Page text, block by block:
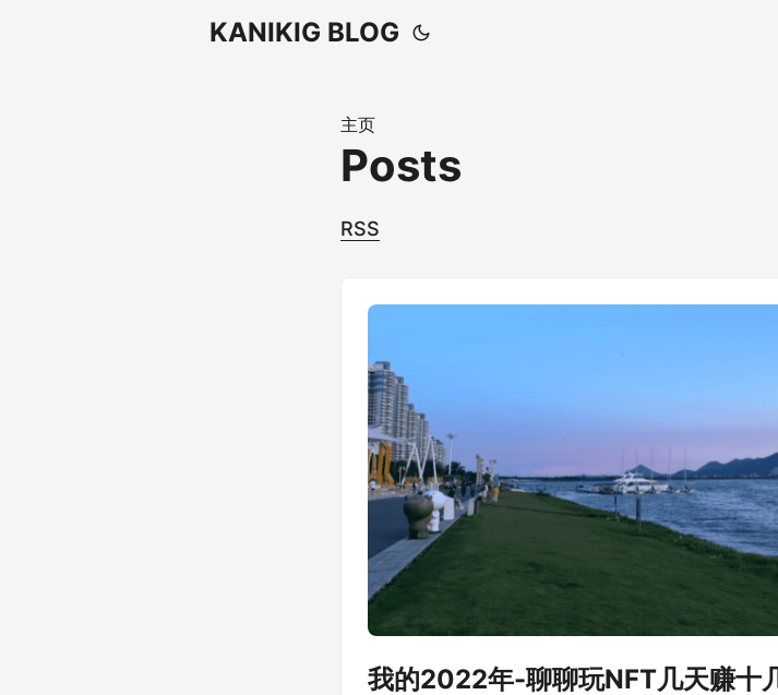
KANIKIG BLOG
主页
Posts
RSS
我的2022年-聊聊玩NFT几天赚十